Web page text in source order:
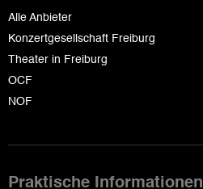
Alle Anbieter
Konzertgesellschaft Freiburg
Theater in Freiburg
OCF
NOF
Praktische Informationen